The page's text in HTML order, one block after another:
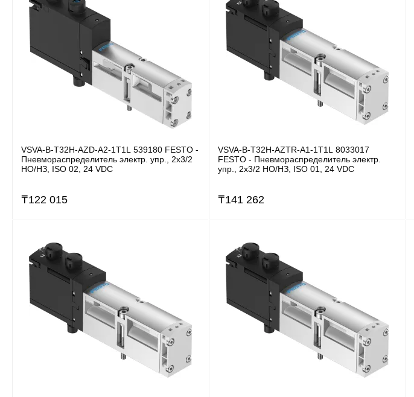
VSVA-B-T32H-AZD-A2-1T1L 539180 FESTO -
Пневмораспределитель электр. упр., 2x3/2
НO/НЗ, ISO 02, 24 VDC
₸122 015
VSVA-B-T32H-AZTR-A1-1T1L 8033017
FESTO - Пневмораспределитель электр.
упр., 2x3/2 НO/НЗ, ISO 01, 24 VDC
₸141 262